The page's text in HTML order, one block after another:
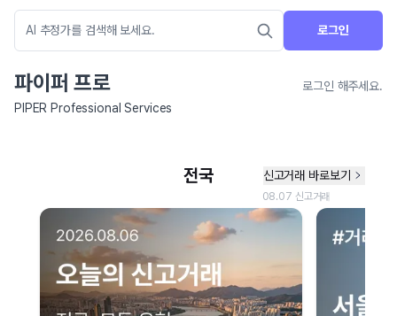
로그인
파이퍼 프로
로그인 해주세요.
PIPER Professional Services